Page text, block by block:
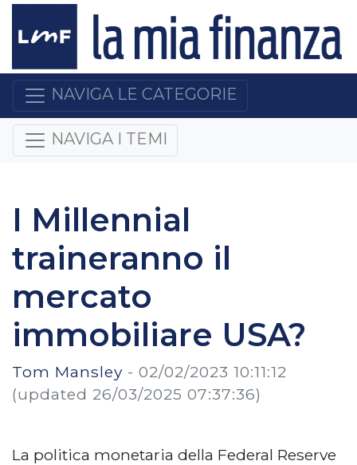
NAVIGA LE CATEGORIE
NAVIGA I TEMI
I Millennial
traineranno il
mercato
immobiliare USA?
Tom Mansley - 02/02/2023 10:11:12
(updated 26/03/2025 07:37:36)
La politica monetaria della Federal Reserve